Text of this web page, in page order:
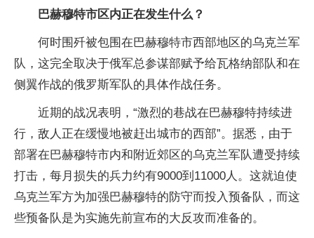
巴赫穆特市区内正在发生什么？
何时围歼被包围在巴赫穆特市西部地区的乌克兰军
队，这完全取决于俄军总参谋部赋予给瓦格纳部队和在
侧翼作战的俄罗斯军队的具体作战任务。
近期的战况表明，“激烈的巷战在巴赫穆特持续进
行，敌人正在缓慢地被赶出城市的西部”。据悉，由于
部署在巴赫穆特市内和附近郊区的乌克兰军队遭受持续
打击，每月损失的兵力约有9000到11000人。这就迫使
乌克兰军方为加强巴赫穆特的防守而投入预备队，而这
些预备队是为实施先前宣布的大反攻而准备的。